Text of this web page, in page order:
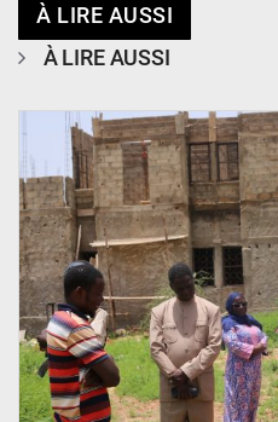
À LIRE AUSSI
À LIRE AUSSI